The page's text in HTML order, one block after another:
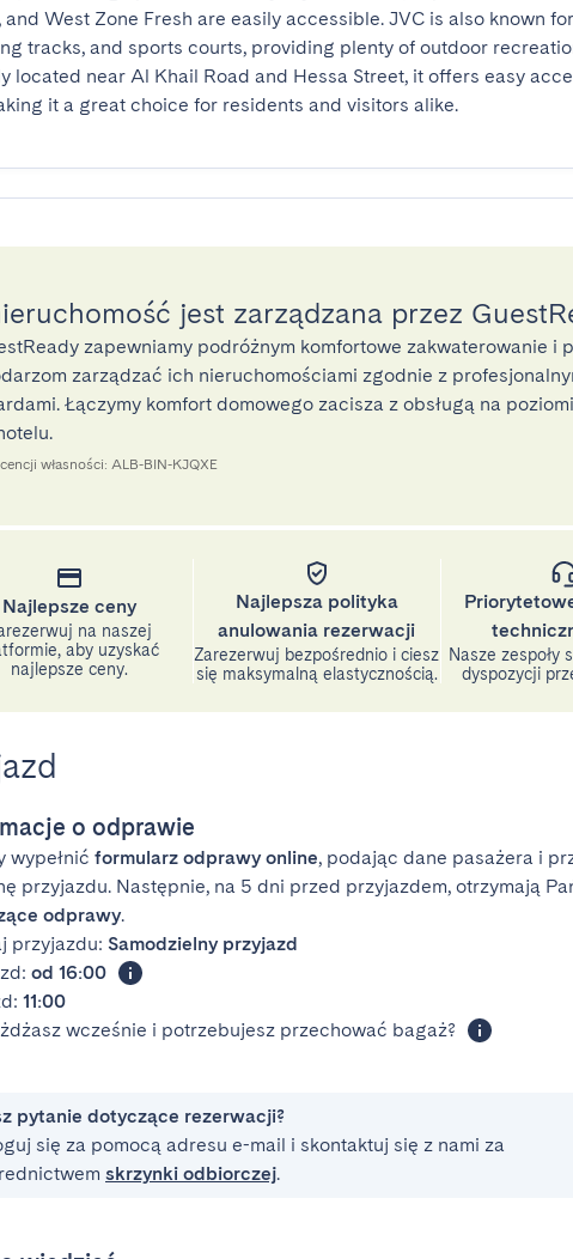
and West Zone Fresh are easily accessible. JVC is also known
tracks, and sports courts, providing plenty of outdoor
located near Al Khail Road and Hessa Street, it offers easy
it a great choice for residents and visitors alike.
jest zarządzana przez
zapewniamy podróżnym komfortowe zakwaterowanie i
zarządzać ich nieruchomościami zgodnie z
Łączymy komfort domowego zacisza z obsługą na
własności: ALB-BIN-KJQXE
Najlepsze ceny
na naszej
aby uzyskać
najlepsze ceny.
Najlepsza polityka
anulowania rezerwacji
Zarezerwuj bezpośrednio i ciesz
się maksymalną elastycznością.
Nasze zespoły
dyspozycji
o odprawie
wypełnić formularz odprawy online, podając dane pasażera i
przyjazdu. Następnie, na 5 dni przed przyjazdem, otrzymają
odprawy.
przyjazdu: Samodzielny przyjazd
od 16:00
11:00
wcześnie i potrzebujesz przechować bagaż?
pytanie dotyczące rezerwacji?
się za pomocą adresu e-mail i skontaktuj się z nami za
skrzynki odbiorczej.